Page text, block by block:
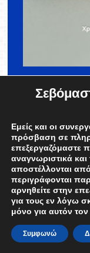
Καλό Πάσχα
Εμείς και οι
πρόσβαση σε
επεξεργαζόμαστε
αναγνωριστικά
αποστέλλονται
περιγράφονται
αρνηθείτε στην
για τους εν λόγω
μόνο για αυτόν
Συμφωνώ